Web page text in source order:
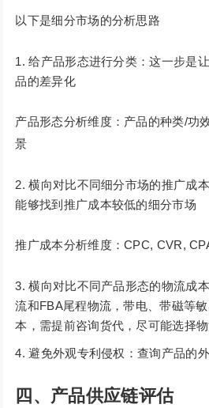
以下是细分市场的分析思路
给产品形态进行分类：这一步是
品的差异化
产品形态分析维度：产品的种类/功
景
横向对比不同细分市场的推广成
能够找到推广成本较低的细分市场
推广成本分析维度：CPC, CVR,
横向对比不同产品形态的物流成
流和FBA尾程物流，带电、带磁等
本，需提前咨询货代，尽可能选择
避免外观专利侵权：查询产品的
四、产品供应链评估